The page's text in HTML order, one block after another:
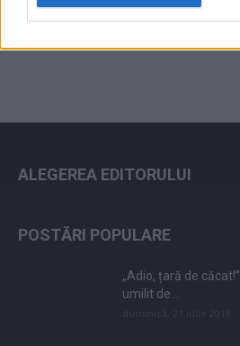
ad
ALEGEREA EDITORULUI
POSTĂRI POPULARE
„Adio, țară de
umilit de...